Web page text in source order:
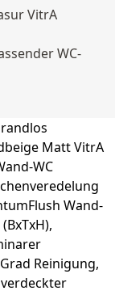
VitrA
WC-